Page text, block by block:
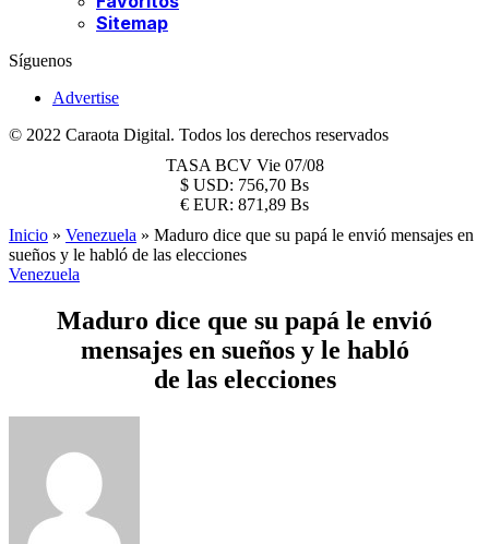
Sitemap
Síguenos
Advertise
© 2022 Caraota Digital. Todos los derechos reservados
TASA BCV Vie 07/08
$ USD: 756,70 Bs
€ EUR: 871,89 Bs
Inicio » Venezuela » Maduro dice que su papá le envió mensajes en
sueños y le habló de las elecciones
Venezuela
Maduro dice que su papá le envió
mensajes en sueños y le habló
de las elecciones